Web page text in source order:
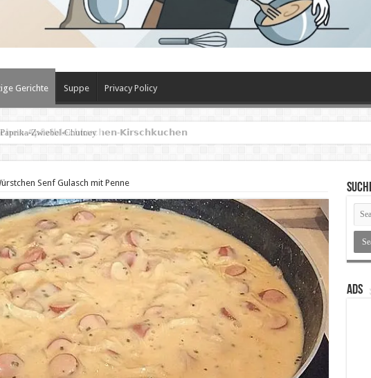
Gerichte Suppe Privacy Policy
𝗔𝗽𝗳𝗲𝗹𝗯𝗹𝗲𝗰𝗵𝗸𝘂𝗰𝗵𝗲𝗻-𝗞𝗶𝗿𝘀𝗰𝗵𝗸𝘂𝗰𝗵𝗲𝗻
Senf Gulasch mit Penne
ADS